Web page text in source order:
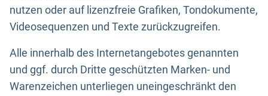
nutzen oder auf lizenzfreie Grafiken, Tondokumente,
Videosequenzen und Texte zurückzugreifen.
Alle innerhalb des Internetangebotes genannten
und ggf. durch Dritte geschützten Marken- und
Warenzeichen unterliegen uneingeschränkt den